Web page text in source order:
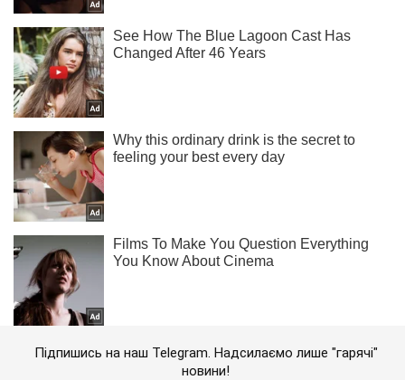
Підпишись на наш Telegram. Надсилаємо лише "гарячі"
новини!